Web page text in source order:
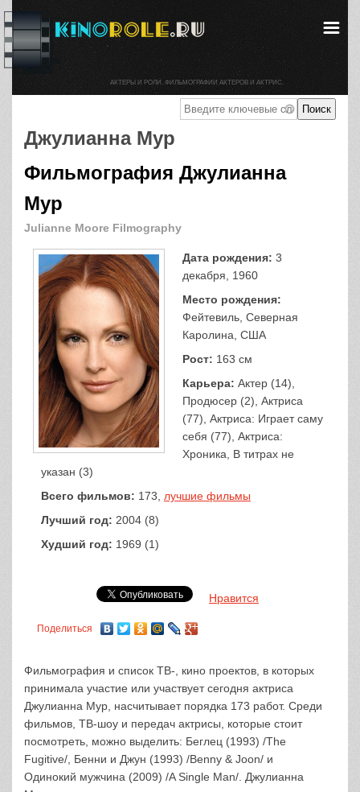
Джулианна Мур
Фильмография Джулианна
Мур
Julianne Moore Filmography
Дата рождения: 3
декабря, 1960
Место рождения:
Фейтевиль, Северная
Каролина, США
Рост: 163 см
Карьера: Актер (14),
Продюсер (2), Актриса
(77), Актриса: Играет саму
себя (77), Актриса:
Хроника, В титрах не
указан (3)
Всего фильмов: 173, лучшие фильмы
Лучший год: 2004 (8)
Худший год: 1969 (1)
Нравится
Поделиться
Фильмография и список ТВ-, кино проектов, в которых
принимала участие или участвует сегодня актриса
Джулианна Мур, насчитывает порядка 173 работ. Среди
фильмов, ТВ-шоу и передач актрисы, которые стоит
посмотреть, можно выделить: Беглец (1993) /The
Fugitive/, Бенни и Джун (1993) /Benny & Joon/ и
Одинокий мужчина (2009) /A Single Man/. Джулианна
АКТЕРЫ И РОЛИ. ФИЛЬМОГРАФИИ АКТЕРОВ И АКТРИС.